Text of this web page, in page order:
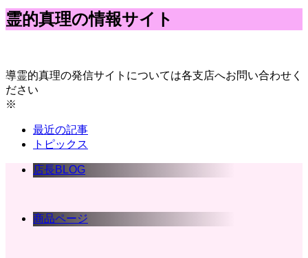
霊的真理の情報サイト
導霊的真理の発信サイトについては各支店へお問い合わせく
ださい
※
最近の記事
トピックス
店長BLOG
商品ページ